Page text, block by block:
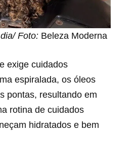
Foto: Beleza Moderna
exige cuidados
espiralada, os óleos
pontas, resultando em
rotina de cuidados
hidratados e bem